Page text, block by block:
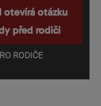
otevírá otázku
před rodiči
RODIČE